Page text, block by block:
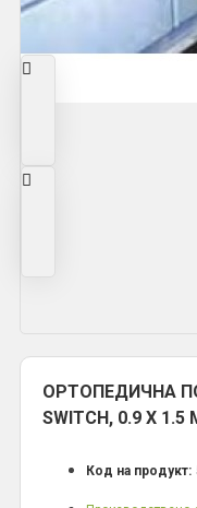
ОРТОПЕДИЧНА
SWITCH, 0.9 Х 1.5
Код на продукт: